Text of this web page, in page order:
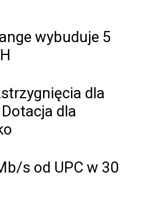
wybuduje 5
dla
dla
s od UPC w 30